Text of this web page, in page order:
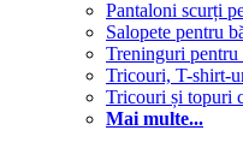
Pantaloni scurți
Salopete pentru
Treninguri pentru
Tricouri, T-shirt-
Tricouri și topuri
Mai multe...